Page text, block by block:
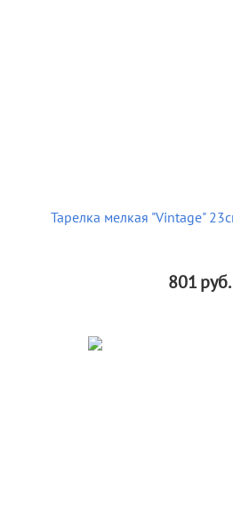
Тарелка мелкая "Vintage"
801руб.